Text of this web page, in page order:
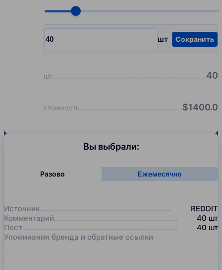
Choose quantity, pcs
шт
Input quantity, pcs Сохранить
шт 40
стоимость $1400.0
Вы выбрали:
Разово Ежемесячно
Источник
REDDIT
Комментарий
40 шт
Пост
40 шт
Упоминания бренда и обратные ссылки